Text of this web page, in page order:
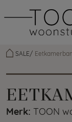
SALE
Merk: TOON